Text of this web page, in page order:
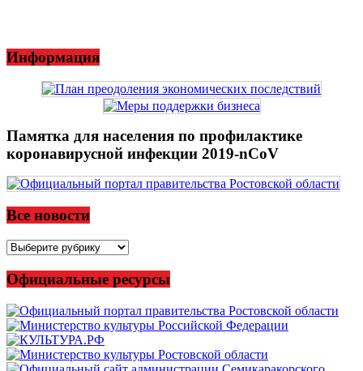
Информация
Памятка для населения по профилактике
коронавирусной инфекции 2019-nCoV
Все новости
Все
Официальные ресурсы